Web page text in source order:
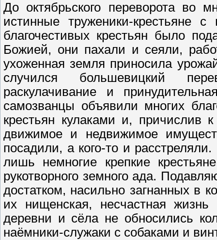
До октябрьского переворота во
истинные труженики-крестьяне
благочестивых крестьян было
Божией, они пахали и сеяли,
ухоженная земля приносила
случился большевицкий
раскулачивание и
самозванцы объявили многих
крестьян кулаками и, причислив
движимое и недвижимое
посадили, а кого-то и
лишь немногие крепкие
рукотворного земного ада.
достатком, насильно загнанных в
их нищенская, несчастная
деревни и сёла не обносились
наёмники-служаки с собаками и